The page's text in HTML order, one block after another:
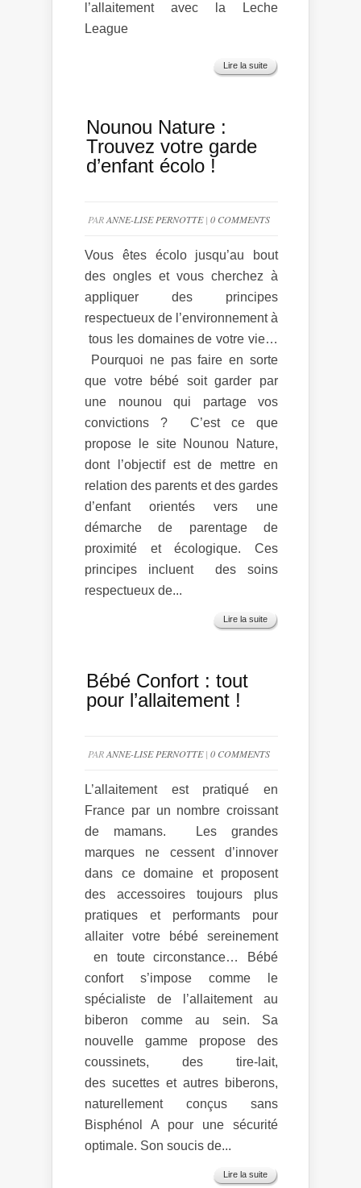
l’allaitement avec la Leche
League
Lire la suite
Nounou Nature :
Trouvez votre garde
d’enfant écolo !
PARANNE-LISE PERNOTTE| 0 COMMENTS
Vous êtes écolo jusqu’au bout
des ongles et vous cherchez à
appliquer des principes
respectueux de l’environnement à
tous les domaines de votre vie…
Pourquoi ne pas faire en sorte
que votre bébé soit garder par
une nounou qui partage vos
convictions ? C’est ce que
propose le site Nounou Nature,
dont l’objectif est de mettre en
relation des parents et des gardes
d’enfant orientés vers une
démarche de parentage de
proximité et écologique. Ces
principes incluent des soins
respectueux de...
Lire la suite
Bébé Confort : tout
pour l’allaitement !
PARANNE-LISE PERNOTTE| 0 COMMENTS
L’allaitement est pratiqué en
France par un nombre croissant
de mamans. Les grandes
marques ne cessent d’innover
dans ce domaine et proposent
des accessoires toujours plus
pratiques et performants pour
allaiter votre bébé sereinement
en toute circonstance… Bébé
confort s’impose comme le
spécialiste de l’allaitement au
biberon comme au sein. Sa
nouvelle gamme propose des
coussinets, des tire-lait,
des sucettes et autres biberons,
naturellement conçus sans
Bisphénol A pour une sécurité
optimale. Son soucis de...
Lire la suite